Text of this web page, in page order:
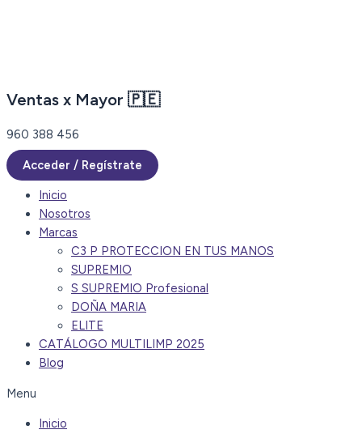
Ventas x Mayor 🇵🇪
960 388 456
Acceder / Regístrate
Inicio
Nosotros
Marcas
C3 P PROTECCION EN TUS MANOS
SUPREMIO
S SUPREMIO Profesional
DOÑA MARIA
ELITE
CATÁLOGO MULTILIMP 2025
Blog
Menu
Inicio